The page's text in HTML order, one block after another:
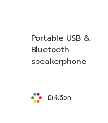
Portable USB &
Bluetooth
speakerphone
มีให้เลือก